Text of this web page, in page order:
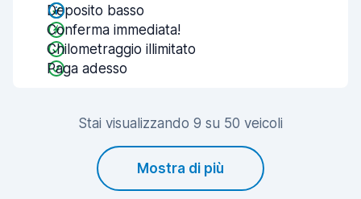
Deposito basso
Conferma immediata!
Chilometraggio illimitato
Paga adesso
Stai visualizzando 9 su 50 veicoli
Mostra di più